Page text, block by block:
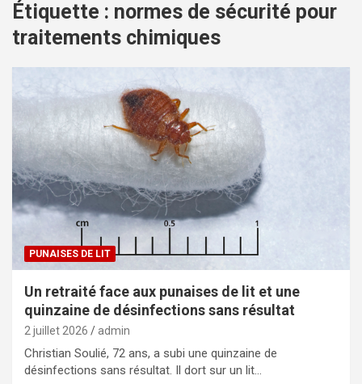
Étiquette : normes de sécurité pour
traitements chimiques
PUNAISES DE LIT
Un retraité face aux punaises de lit et une
quinzaine de désinfections sans résultat
2 juillet 2026 admin
Christian Soulié, 72 ans, a subi une quinzaine de
désinfections sans résultat. Il dort sur un lit…